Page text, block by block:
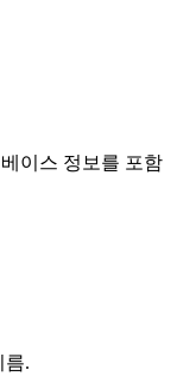
이스 정보를 포함
름.